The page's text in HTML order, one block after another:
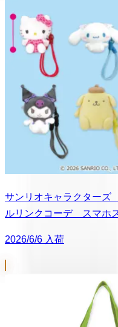
サンリオキャラクター
ルリンクコーデ スマホ
2026/6/6 入荷